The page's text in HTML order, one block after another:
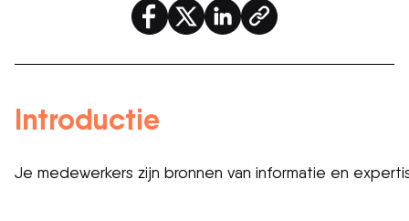
Introductie
Je medewerkers zijn bronnen van informatie en